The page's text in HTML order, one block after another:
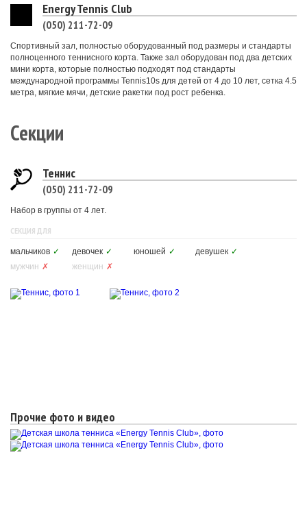
Energy Tennis Club
(050) 211-72-09
Спортивный зал, полностью оборудованный под размеры и стандарты
полноценного теннисного корта. Также зал оборудован под два детских
мини корта, которые полностью подходят под стандарты
международной программы Tennis10s для детей от 4 до 10 лет, сетка 4.5
метра, мягкие мячи, детские ракетки под рост ребенка.
Секции
Теннис
(050) 211-72-09
Набор в группы от 4 лет.
СЕКЦИЯ ДЛЯ
мальчиков ✓ девочек ✓ юношей ✓ девушек ✓
мужчин ✗ женщин ✗
Прочие фото и видео